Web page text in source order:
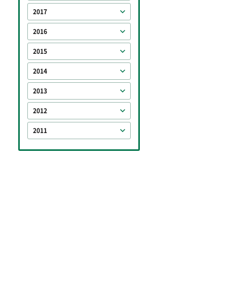
2017
2016
2015
2014
2013
2012
2011